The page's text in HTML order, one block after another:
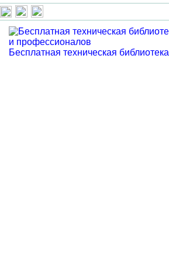
Бесплатная техническая библиотека